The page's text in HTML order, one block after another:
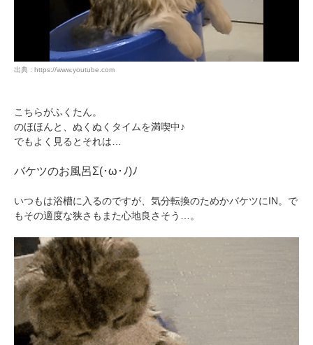
出典 : https://www.youtube.com
こちらがふくたん。
のほほんと、ぬくぬくタイムを満喫中♪
でもよく見るとそれは…
バケツのお風呂Σ(･ω･ﾉ)ﾉ
いつもは浴槽に入るのですが、気分転換のためかバケツにIN。で
もその適度な狭さもまた心地良さそう…。